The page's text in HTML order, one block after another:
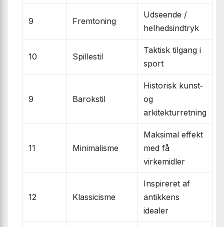
9 Fremtoning
Udseende /
helhedsindtryk
10 Spillestil
Taktisk tilgang i
sport
9 Barokstil
Historisk kunst‐
og
arkitekturretning
11 Minimalisme
Maksimal effekt
med få
virkemidler
12 Klassicisme
Inspireret af
antikkens
idealer